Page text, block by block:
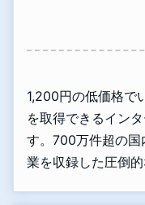
1,200円の低価格で
を取得できるイン
す。700万件超の
業を収録した圧倒